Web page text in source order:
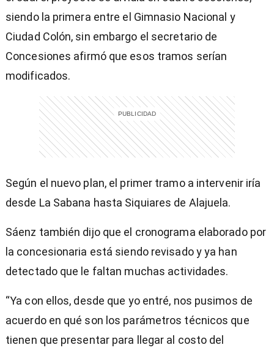
siendo la primera entre el Gimnasio Nacional y
Ciudad Colón, sin embargo el secretario de
Concesiones afirmó que esos tramos serían
modificados.
Según el nuevo plan, el primer tramo a intervenir iría
desde La Sabana hasta Siquiares de Alajuela.
Sáenz también dijo que el cronograma elaborado por
la concesionaria está siendo revisado y ya han
detectado que le faltan muchas actividades.
“Ya con ellos, desde que yo entré, nos pusimos de
acuerdo en qué son los parámetros técnicos que
tienen que presentar para llegar al costo del